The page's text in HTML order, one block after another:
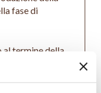
fase di
al termine della